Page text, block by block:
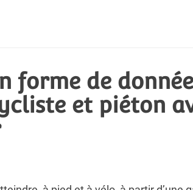
forme de
et piéton